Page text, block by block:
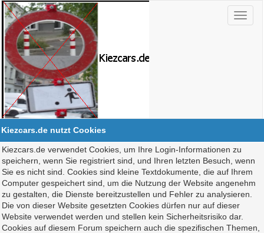
Kiezcars.de nutzt Cookies
Kiezcars.de verwendet Cookies, um Ihre Login-Informationen zu
speichern, wenn Sie registriert sind, und Ihren letzten Besuch, wenn
Sie es nicht sind. Cookies sind kleine Textdokumente, die auf Ihrem
Computer gespeichert sind, um die Nutzung der Website angenehm
zu gestalten, die Dienste bereitzustellen und Fehler zu analysieren.
Die von dieser Website gesetzten Cookies dürfen nur auf dieser
Website verwendet werden und stellen kein Sicherheitsrisiko dar.
Cookies auf diesem Forum speichern auch die spezifischen Themen,